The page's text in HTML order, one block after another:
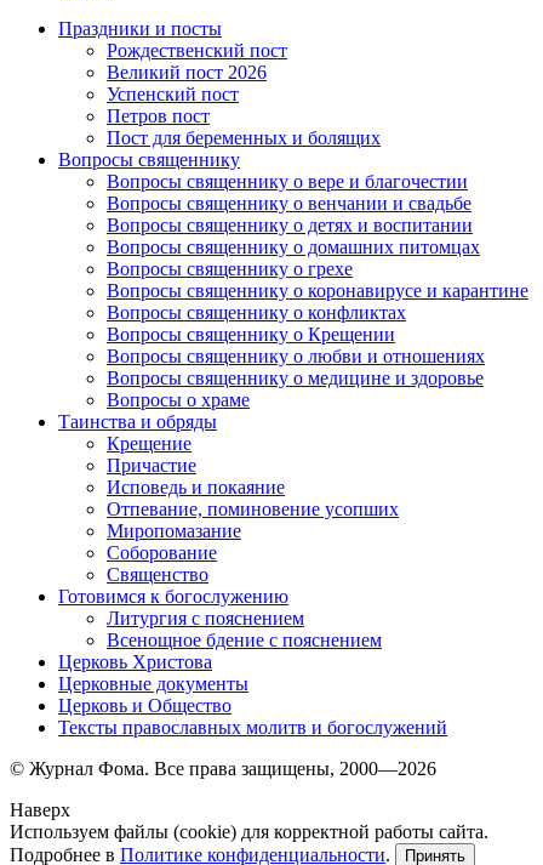
Праздники и посты
Рождественский пост
Великий пост 2026
Успенский пост
Петров пост
Пост для беременных и болящих
Вопросы священнику
Вопросы священнику о вере и благочестии
Вопросы священнику о венчании и свадьбе
Вопросы священнику о детях и воспитании
Вопросы священнику о домашних питомцах
Вопросы священнику о грехе
Вопросы священнику о коронавирусе и карантине
Вопросы священнику о конфликтах
Вопросы священнику о Крещении
Вопросы священнику о любви и отношениях
Вопросы священнику о медицине и здоровье
Вопросы о храме
Таинства и обряды
Крещение
Причастие
Исповедь и покаяние
Отпевание, поминовение усопших
Миропомазание
Соборование
Священство
Готовимся к богослужению
Литургия с пояснением
Всенощное бдение с пояснением
Церковь Христова
Церковные документы
Церковь и Общество
Тексты православных молитв и богослужений
© Журнал Фома. Все права защищены, 2000—2026
Наверх
Используем файлы (cookie) для корректной работы сайта.
Подробнее в Политике конфиденциальности. Принять